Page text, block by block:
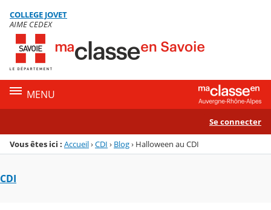
Menu de la rubrique
Contenu
COLLEGE JOVET
AIME CEDEX
MENU
Se connecter
Vous êtes ici : Accueil›CDI › Blog› Halloween au CDI
CDI